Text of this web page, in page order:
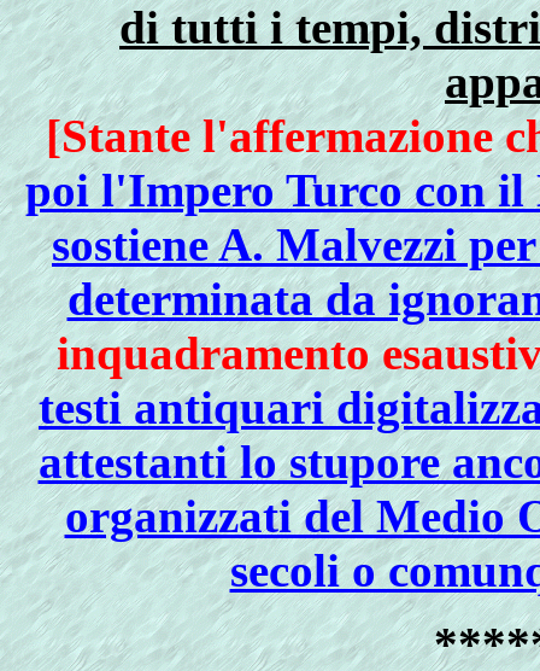
di tutti i tempi,
[Stante l'affermazione
poi l'Impero Turco con il
sostiene A. Malvezzi
determinata da
inquadramento
testi antiquari
attestanti lo stupore
organizzati del Medio
secoli o